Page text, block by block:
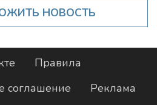
НОВОСТЬ
Правила
соглашение
Реклама